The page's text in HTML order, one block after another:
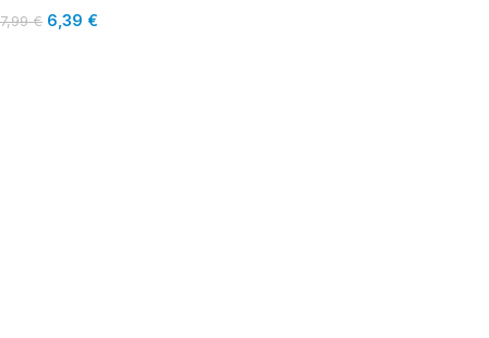
7,99€ 6,39 €